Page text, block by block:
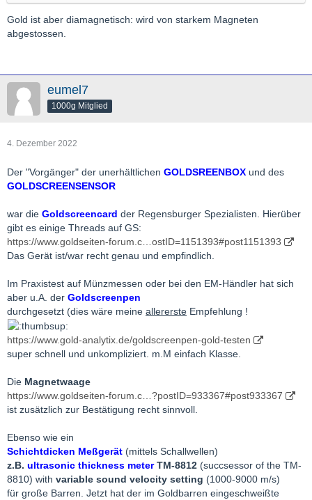
Gold ist aber diamagnetisch: wird von starkem Magneten
abgestossen.
eumel7
1000g Mitglied
4. Dezember 2022
Der "Vorgänger" der unerhältlichen GOLDSREENBOX und des
GOLDSCREENSENSOR
war die Goldscreencard der Regensburger Spezialisten. Hierüber
gibt es einige Threads auf GS:
https://www.goldseiten-forum.c…ostID=1151393#post1151393
Das Gerät ist/war recht genau und empfindlich.
Im Praxistest auf Münzmessen oder bei den EM-Händler hat sich
aber u.A. der Goldscreenpen
durchgesetzt (dies wäre meine allererste Empfehlung !
https://www.gold-analytix.de/goldscreenpen-gold-testen
super schnell und unkompliziert. m.M einfach Klasse.
Die Magnetwaage
https://www.goldseiten-forum.c…?postID=933367#post933367
ist zusätzlich zur Bestätigung recht sinnvoll.
Ebenso wie ein
Schichtdicken Meßgerät (mittels Schallwellen)
z.B. ultrasonic thickness meterTM-8812 (succsessor of the TM-
8810) with variable sound velocity setting (1000-9000 m/s)
für große Barren. Jetzt hat der im Goldbarren eingeschweißte